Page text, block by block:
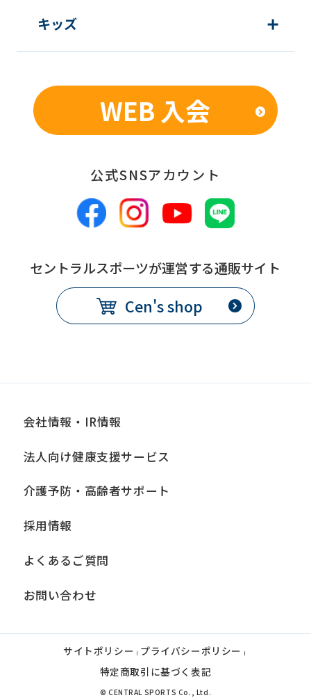
キッズ
WEB 入会
公式SNSアカウント
セントラルスポーツが運営する通販サイト
Cen's shop
会社情報・IR情報
法人向け健康支援サービス
介護予防・高齢者サポート
採用情報
よくあるご質問
お問い合わせ
サイトポリシー | プライバシーポリシー |
特定商取引に基づく表記
© CENTRAL SPORTS Co., Ltd.